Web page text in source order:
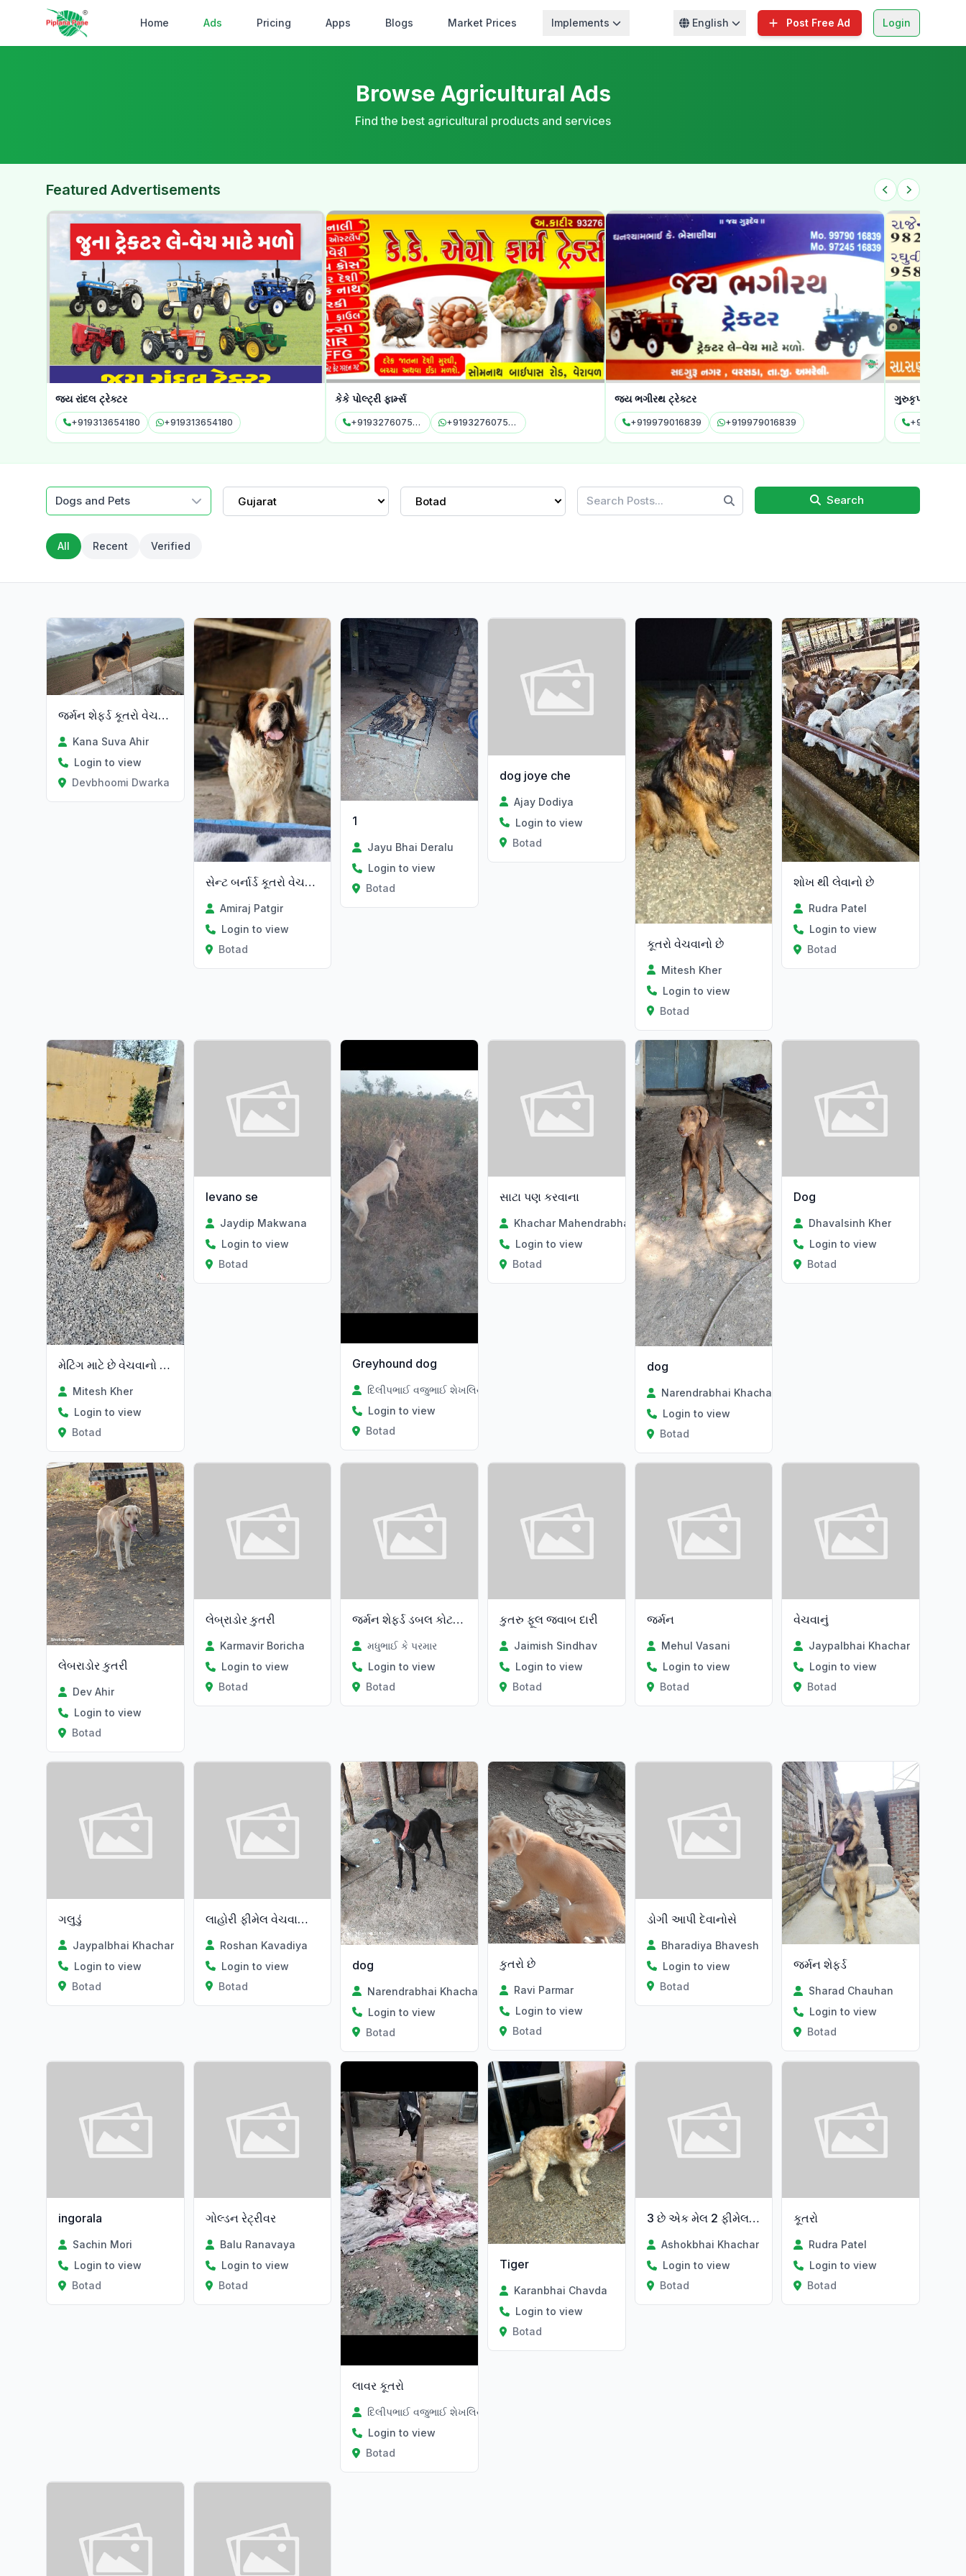
Home Ads Pricing Apps Blogs Market Prices Implements English Post Free Ad Login
Browse Agricultural Ads
Find the best agricultural products and services
Featured Advertisements
જય રાંદલ ટ્રેક્ટર
+919313654180 +919313654180
કેકે પોલ્ટ્રી ફાર્મ્સ
+919327607575 +919327607575
જય ભગીરથ ટ્રેક્ટર
+919979016839 +919979016839
ગુરુકૃપા ટ્રેઈલર
Dogs and Pets Gujarat Botad Search
All Recent Verified
જર્મન શેફર્ડ કૂતરો વેચવાનો છે
Kana Suva Ahir
Login to view
Devbhoomi Dwarka
સેન્ટ બર્નાર્ડ કૂતરો વેચવાનો છે
Amiraj Patgir
Login to view
Botad
1
Jayu Bhai Deralu
Login to view
Botad
dog joye che
Ajay Dodiya
Login to view
Botad
કૂતરો વેચવાનો છે
Mitesh Kher
Login to view
Botad
શોખ થી લેવાનો છે
Rudra Patel
Login to view
Botad
મેટિંગ માટે છે વેચવાનો નથી
Mitesh Kher
Login to view
Botad
levano se
Jaydip Makwana
Login to view
Botad
Greyhound dog
દિલીપભાઈ વજુભાઈ શેખલિયા
Login to view
Botad
સાટા પણ કરવાના
Khachar Mahendrabhai
Login to view
Botad
dog
Narendrabhai Khachar
Login to view
Botad
Dog
Dhavalsinh Kher
Login to view
Botad
લેબરાડોર કુતરી
Dev Ahir
Login to view
Botad
લેબ્રાડોર કુતરી
Karmavir Boricha
Login to view
Botad
જર્મન શેફર્ડ ડબલ કોટ કુતરો
મધુભાઈ કે પરમાર
Login to view
Botad
કુતરુ ફૂલ જવાબ દારી
Jaimish Sindhav
Login to view
Botad
જર્મન
Mehul Vasani
Login to view
Botad
વેચવાનું
Jaypalbhai Khachar
Login to view
Botad
ગલુડું
Jaypalbhai Khachar
Login to view
Botad
લાહોરી ફીમેલ વેચવાની છે
Roshan Kavadiya
Login to view
Botad
dog
Narendrabhai Khachar
Login to view
Botad
કુતરો છે
Ravi Parmar
Login to view
Botad
ડોગી આપી દેવાનોસે
Bharadiya Bhavesh
Login to view
Botad
જર્મન શેફર્ડ
Sharad Chauhan
Login to view
Botad
ingorala
Sachin Mori
Login to view
Botad
ગોલ્ડન રેટ્રીવર
Balu Ranavaya
Login to view
Botad
લાવર કૂતરો
દિલીપભાઈ વજુભાઈ શેખલિયા
Login to view
Botad
Tiger
Karanbhai Chavda
Login to view
Botad
3 છે એક મેલ 2 ફીમેલ દયદેવાનાછે
Ashokbhai Khachar
Login to view
Botad
કૂતરો
Rudra Patel
Login to view
Botad